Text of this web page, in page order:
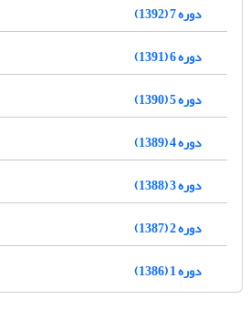
دوره 7 (1392)
دوره 6 (1391)
دوره 5 (1390)
دوره 4 (1389)
دوره 3 (1388)
دوره 2 (1387)
دوره 1 (1386)